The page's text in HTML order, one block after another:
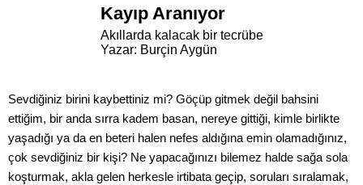
Kayıp Aranıyor
Akıllarda kalacak bir tecrübe
Yazar: Burçin Aygün
Sevdiğiniz birini kaybettiniz mi? Göçüp gitmek değil bahsini
ettiğim, bir anda sırra kadem basan, nereye gittiği, kimle birlikte
yaşadığı ya da en beteri halen nefes aldığına emin olamadığınız,
çok sevdiğiniz bir kişi? Ne yapacağınızı bilemez halde sağa sola
koşturmak, akla gelen herkesle irtibata geçip, soruları sıralamak,